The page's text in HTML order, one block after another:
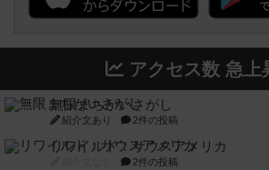
アクセス数 急上
無限まちがいさがし
紹介文あり 2件の投稿
リワイルド：サウスアメリカ
2件の投稿